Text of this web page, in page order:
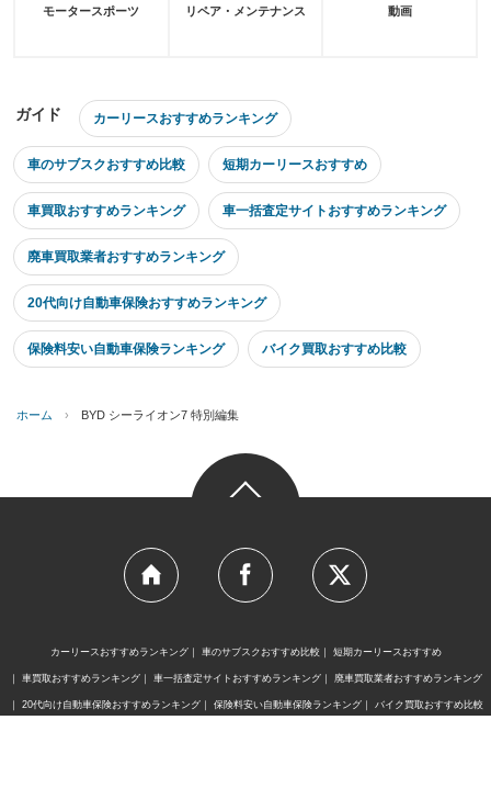
モータースポーツ リペア・メンテナンス 動画
ガイド カーリースおすすめランキング
車のサブスクおすすめ比較 短期カーリースおすすめ
車買取おすすめランキング 車一括査定サイトおすすめランキング
廃車買取業者おすすめランキング
20代向け自動車保険おすすめランキング
保険料安い自動車保険ランキング バイク買取おすすめ比較
ホーム › BYD シーライオン7 特別編集
カーリースおすすめランキング 車のサブスクおすすめ比較 短期カーリースおすすめ
車買取おすすめランキング 車一括査定サイトおすすめランキング 廃車買取業者おすすめランキング
20代向け自動車保険おすすめランキング 保険料安い自動車保険ランキング バイク買取おすすめ比較